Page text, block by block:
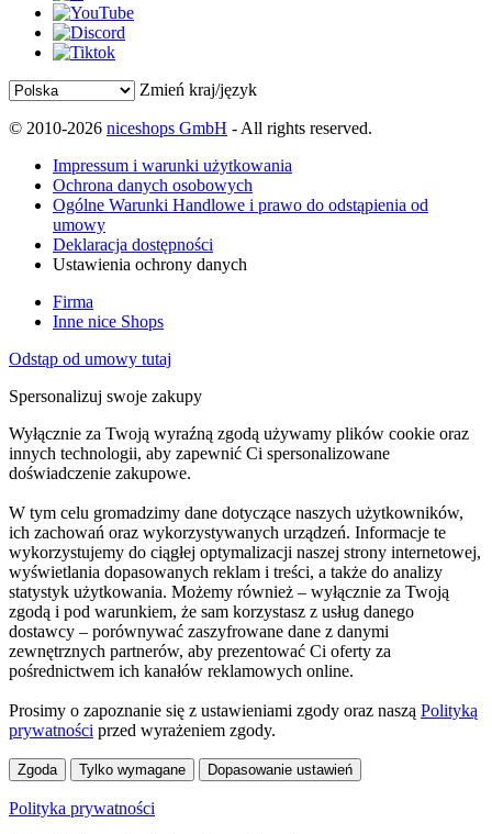
Zmień kraj/język
© 2010-2026 niceshops GmbH - All rights reserved.
Impressum i warunki użytkowania
Ochrona danych osobowych
Ogólne Warunki Handlowe i prawo do odstąpienia od
umowy
Deklaracja dostępności
Ustawienia ochrony danych
Firma
Inne nice Shops
Odstąp od umowy tutaj
Spersonalizuj swoje zakupy
Wyłącznie za Twoją wyraźną zgodą używamy plików cookie oraz
innych technologii, aby zapewnić Ci spersonalizowane
doświadczenie zakupowe.
W tym celu gromadzimy dane dotyczące naszych użytkowników,
ich zachowań oraz wykorzystywanych urządzeń. Informacje te
wykorzystujemy do ciągłej optymalizacji naszej strony internetowej,
wyświetlania dopasowanych reklam i treści, a także do analizy
statystyk użytkowania. Możemy również – wyłącznie za Twoją
zgodą i pod warunkiem, że sam korzystasz z usług danego
dostawcy – porównywać zaszyfrowane dane z danymi
zewnętrznych partnerów, aby prezentować Ci oferty za
pośrednictwem ich kanałów reklamowych online.
Prosimy o zapoznanie się z ustawieniami zgody oraz naszą Polityką
prywatności przed wyrażeniem zgody.
Zgoda Tylko wymagane Dopasowanie ustawień
Polityka prywatności